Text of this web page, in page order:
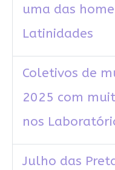
uma das
Latinidades
Coletivos de
2025 com
nos
Julho das